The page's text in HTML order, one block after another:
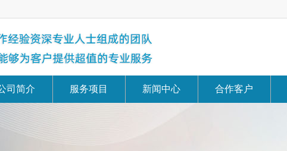
司简介 服务项目 新闻中心 合作客户